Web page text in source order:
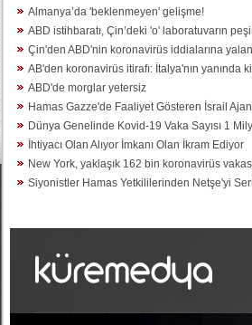
Almanya’da 'beklenmeyen' gelişme!
ABD istihbaratı, Çin’deki 'o' laboratuvarın
Çin'den ABD'nin koronavirüs iddialarına
AB'den koronavirüs itirafı: İtalya'nın yanında
ABD'de morglar yetersiz
Hamas Gazze'de Faaliyet Gösteren İsrail
Dünya Genelinde Kovid-19 Vaka Sayısı 1
İhtiyacı Olan Alıyor İmkanı Olan İkram Ediyor
New York, yaklaşık 162 bin koronavirüs
Siyonistler Hamas Yetkililerinden Netşe'yi